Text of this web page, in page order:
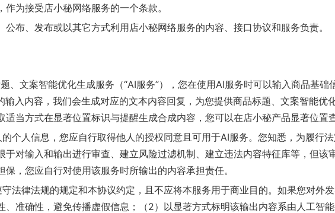
作为接受店小秘网络服务的一个条款。
公布、发布或以其它方式利用店小秘网络服务的内容、接口协议和服务负责。
、文案智能优化生成服务（“AI服务”），您在使用AI服务时可以输入商品基础
输入内容，我们会生成对应的文本内容回复，为您提供商品标题、文案智能
当方式在显著位置标识与提醒生成合成内容，您可以在店小秘产品显著位置
个人信息，您应自行取得他人的授权同意且可用于AI服务。您知悉，为履行
于对输入和输出进行审查、建立风险过滤机制、建立违法内容特征库等，但
，您应自行对使用该服务时所输出的内容承担责任。
法律法规的规定和本协议约定，且不应将本服务用于商业目的。如果您对外
、准确性，避免传播虚假信息；（2）以显著方式标明该输出内容系由人工智